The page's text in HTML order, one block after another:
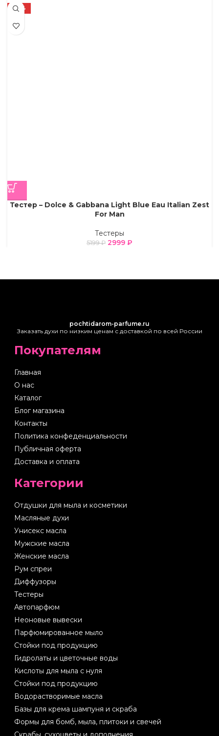
-42%
Тестер – Dolce & Gabbana Light Blue Eau Italian Zest
For Man
Тестеры
5199₽ 2999 ₽
pochtidarom-parfume.ru
Заказать духи по низким ценам с доставкой по всей России
Покупателям
Главная
О нас
Каталог
Блог магазина
Контакты
Политика конфеденциальности
Публичная оферта
Доставка и оплата
Категории
Отдушки для мыла и косметики
Масляные духи
Унисекс масла
Мужские масла
Женские масла
Рум спреи
Диффузоры
Тестеры
Автопарфюм
Неоновые вывески
Парфюмированное мыло
Стойки под продукцию
Гидролаты и цветочные воды
Кислоты для мыла с нуля
Стойки под продукцию
Водорастворимые масла
Базы для крема шампуня и скраба
Формы для бомб, мыла, плитоки и свечей